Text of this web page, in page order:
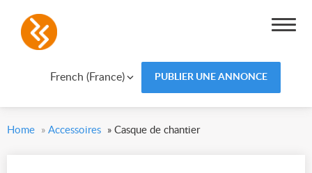
French (France) PUBLIER UNE ANNONCE
Home » Accessoires » Casque de chantier